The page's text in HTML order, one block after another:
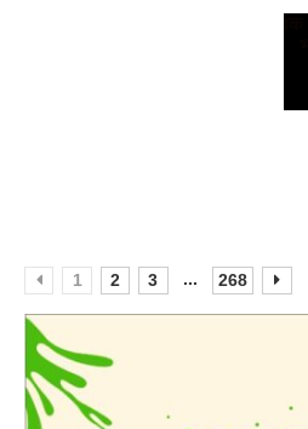
1 2 3 ... 268